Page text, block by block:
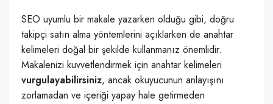
SEO uyumlu bir makale yazarken olduğu gibi, doğru
takipçi satın alma yöntemlerini açıklarken de anahtar
kelimeleri doğal bir şekilde kullanmanız önemlidir.
Makalenizi kuvvetlendirmek için anahtar kelimeleri
vurgulayabilirsiniz, ancak okuyucunun anlayışını
zorlamadan ve içeriği yapay hale getirmeden